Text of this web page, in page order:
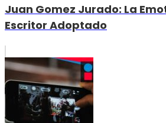
Juan Gomez Jurado: La
Escritor Adoptado